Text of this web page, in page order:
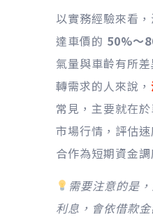
以實務經驗來看
達車價的 50%～
氣量與車齡有所
轉需求的人來說，
常見，主要就在
市場行情，評估
合作為短期資金調
需要注意的是
利息，會依借款